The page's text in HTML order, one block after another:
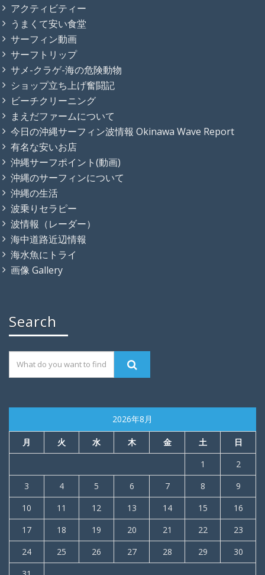
アクティビティー
うまくて安い食堂
サーフィン動画
サーフトリップ
サメ-クラゲ-海の危険動物
ショップ立ち上げ奮闘記
ビーチクリーニング
まえだファームについて
今日の沖縄サーフィン波情報 Okinawa Wave Report
有名な安いお店
沖縄サーフポイント(動画)
沖縄のサーフィンについて
沖縄の生活
波乗りセラピー
波情報（レーダー）
海中道路近辺情報
海水魚にトライ
画像 Gallery
Search
2026年8月
月 火 水 木 金 土
日
1
2
3
4 5 6 7 8
9
10
11 12 13 14 15
16
17
18 19 20 21 22
23
24
25 26 27 28 29
30